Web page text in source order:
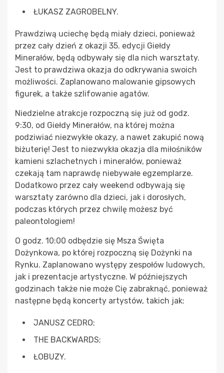
ŁUKASZ ZAGROBELNY.
Prawdziwą uciechę będą miały dzieci, ponieważ
przez cały dzień z okazji 35. edycji Giełdy
Minerałów, będą odbywały się dla nich warsztaty.
Jest to prawdziwa okazja do odkrywania swoich
możliwości. Zaplanowano malowanie gipsowych
figurek, a także szlifowanie agatów.
Niedzielne atrakcje rozpoczną się już od godz.
9:30, od Giełdy Minerałów, na której można
podziwiać niezwykłe okazy, a nawet zakupić nową
biżuterię! Jest to niezwykła okazja dla miłośników
kamieni szlachetnych i minerałów, ponieważ
czekają tam naprawdę niebywałe egzemplarze.
Dodatkowo przez cały weekend odbywają się
warsztaty zarówno dla dzieci, jak i dorosłych,
podczas których przez chwilę możesz być
paleontologiem!
O godz. 10:00 odbędzie się Msza Święta
Dożynkowa, po której rozpoczną się Dożynki na
Rynku. Zaplanowano występy zespołów ludowych,
jak i prezentacje artystyczne. W późniejszych
godzinach także nie może Cię zabraknąć, ponieważ
następne będą koncerty artystów, takich jak:
JANUSZ CEDRO;
THE BACKWARDS;
ŁOBUZY.